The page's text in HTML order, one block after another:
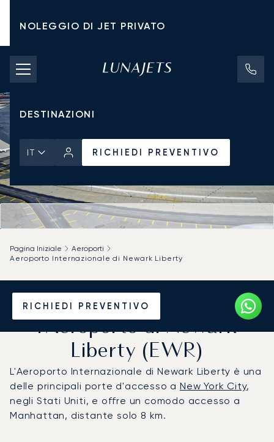
NOLEGGIO DI JET PRIVATO
TARIFFE DI NOLEGGIO
JET PRIVATI
DESTINAZIONI
IT RICHIEDI PREVENTIVO
RICHIEDI PREVENTIVO
Pagina Iniziale
Aeroporti
Aeroporto Internazionale di Newark Liberty
Noleggio jet privato per
l'Aeroporto di Newark
Liberty (EWR)
L'Aeroporto Internazionale di Newark Liberty è una
delle principali porte d'accesso aNew York City,
negli Stati Uniti, e offre un comodo accesso a
Manhattan, distante solo 8 km.